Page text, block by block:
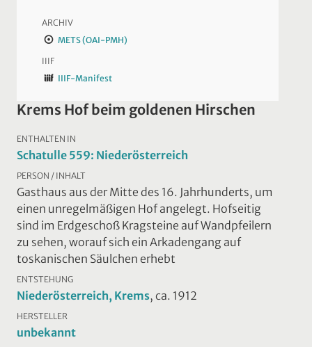
ARCHIV
METS (OAI-PMH)
IIIF
IIIF-Manifest
Krems Hof beim goldenen Hirschen
ENTHALTEN IN
Schatulle 559: Niederösterreich
PERSON / INHALT
Gasthaus aus der Mitte des 16. Jahrhunderts, um
einen unregelmäßigen Hof angelegt. Hofseitig
sind im Erdgeschoß Kragsteine auf Wandpfeilern
zu sehen, worauf sich ein Arkadengang auf
toskanischen Säulchen erhebt
ENTSTEHUNG
Niederösterreich, Krems, ca. 1912
HERSTELLER
unbekannt